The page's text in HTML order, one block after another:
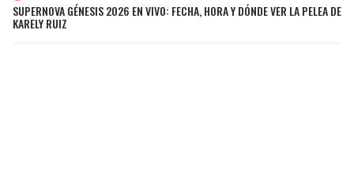
SUPERNOVA GÉNESIS 2026 EN VIVO: FECHA, HORA Y DÓNDE VER LA PELEA DE
KARELY RUIZ